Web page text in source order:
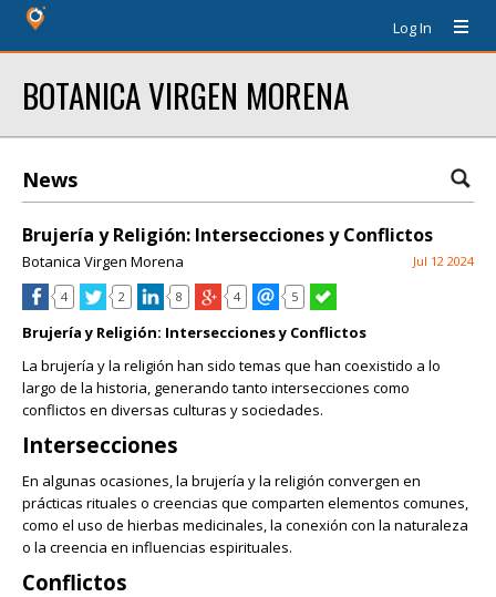
Log In
BOTANICA VIRGEN MORENA
News
Brujería y Religión: Intersecciones y Conflictos
Botanica Virgen Morena Jul 12 2024
4 2 8 4 5
Brujería y Religión: Intersecciones y Conflictos
La brujería y la religión han sido temas que han coexistido a lo
largo de la historia, generando tanto intersecciones como
conflictos en diversas culturas y sociedades.
Intersecciones
En algunas ocasiones, la brujería y la religión convergen en
prácticas rituales o creencias que comparten elementos comunes,
como el uso de hierbas medicinales, la conexión con la naturaleza
o la creencia en influencias espirituales.
Conflictos